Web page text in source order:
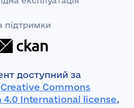
підтримки
доступний за
Creative Commons
International license,